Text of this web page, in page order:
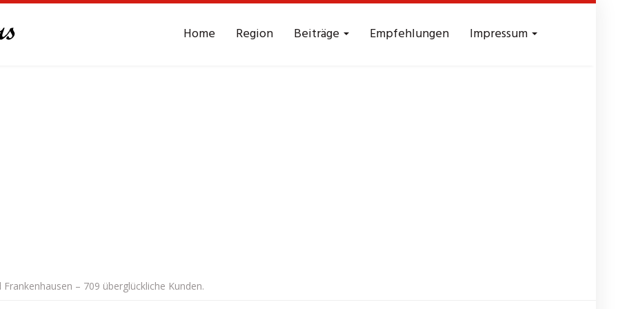
Home Region Beiträge Empfehlungen Impressum
Frankenhausen – 709 überglückliche Kunden.